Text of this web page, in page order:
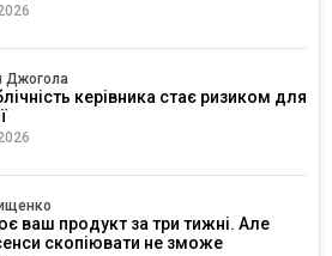
Джогола
керівника стає ризиком для
ваш продукт за три тижні. Але
скопіювати не зможе